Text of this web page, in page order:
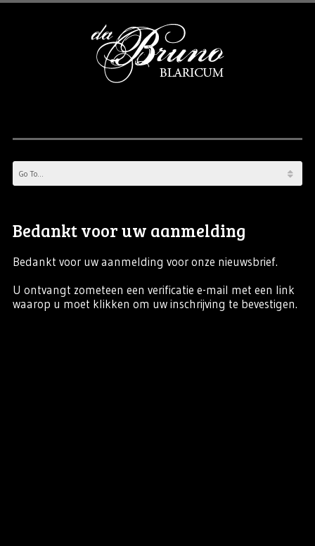
Bedankt voor uw aanmelding
Bedankt voor uw aanmelding voor onze nieuwsbrief.
U ontvangt zometeen een verificatie e-mail met een link
waarop u moet klikken om uw inschrijving te bevestigen.